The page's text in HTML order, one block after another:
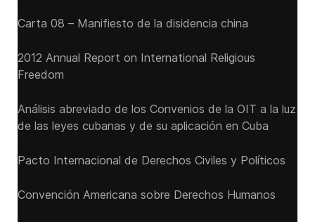
Carta 08 – Manifiesto de la disidencia china
2012 Annual Report on International Religious
Freedom
Análisis abreviado de los Convenios de la OIT a la luz
de las leyes cubanas y de su aplicación en Cuba
Pacto Internacional de Derechos Civiles y Políticos
Convención Americana sobre Derechos Humanos